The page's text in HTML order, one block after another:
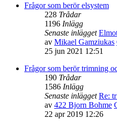
Frågor som berör elsystem
228 Trådar
1196 Inlägg
Senaste inlägget
av Mikael Gamziukas
25 jun 2021 12:51
Frågor som berör trimning
190 Trådar
1586 Inlägg
Senaste inlägget Re:
av 422 Bjorn Bohme
22 apr 2019 12:26